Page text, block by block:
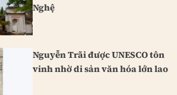
Nghệ
Nguyễn Trãi được UNESCO tôn
vinh nhờ di sản văn hóa lớn lao